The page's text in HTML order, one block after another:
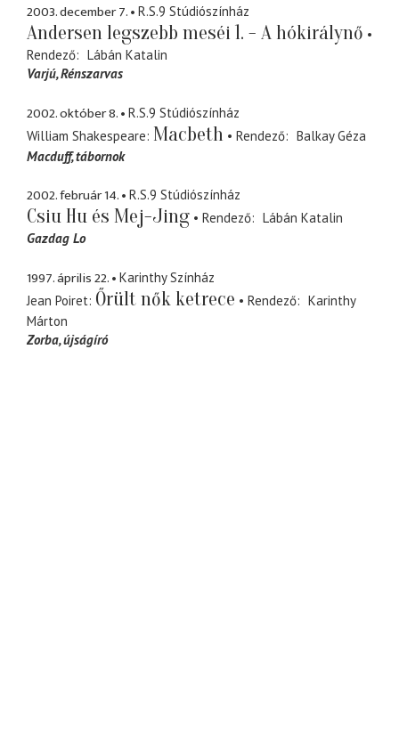
2003. december 7. R.S.9 Stúdiószínház
Andersen legszebb meséi 1. - A hókirálynő
Rendező
Lábán Katalin
Varjú, Rénszarvas
2002. október 8.
R.S.9 Stúdiószínház
William Shakespeare Macbeth Rendező
Balkay Géza
Macduff tábornok
2002. február 14. R.S.9 Stúdiószínház
Csiu Hu és Mej-Jing Rendező
Lábán Katalin
Gazdag Lo
1997. április 22.
Karinthy Színház
Jean Poiret Őrült nők ketrece Rendező
Karinthy
Márton
Zorba újságíró